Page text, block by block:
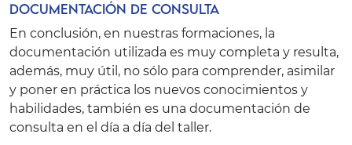
Documentación de consulta
En conclusión, en nuestras formaciones, la
documentación utilizada es muy completa y resulta,
además, muy útil, no sólo para comprender, asimilar
y poner en práctica los nuevos conocimientos y
habilidades, también es una documentación de
consulta en el día a día del taller.